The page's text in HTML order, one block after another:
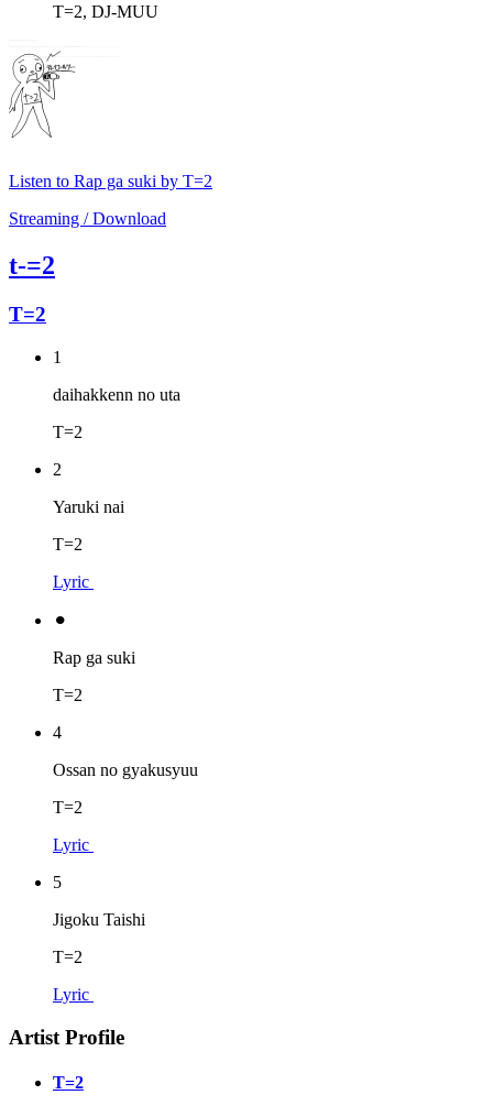
T=2, DJ-MUU
Listen to Rap ga suki by T=2
Streaming / Download
t-=2
T=2
1
daihakkenn no uta
T=2
2
Yaruki nai
T=2
Lyric
⚫︎
Rap ga suki
T=2
4
Ossan no gyakusyuu
T=2
Lyric
5
Jigoku Taishi
T=2
Lyric
Artist Profile
T=2